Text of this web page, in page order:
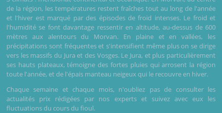
de la région, les températures restent fraîches tout au long de l'année
et l'hiver est marqué par des épisodes de froid intenses. Le froid et
l'humidité se font davantage ressentir en altitude, au-dessus de 600
mètres aux alentours du Morvan. En plaine et en vallées, les
précipitations sont fréquentes et s'intensifient même plus on se dirige
vers les massifs du Jura et des Vosges. Le Jura, et plus particulièrement
ses hauts plateaux, témoigne des fortes pluies qui arrosent la région
toute l'année, et de l'épais manteau neigeux qui le recouvre en hiver.
Chaque semaine et chaque mois, n'oubliez pas de consulter les
actualités prix rédigées par nos experts et suivez avec eux les
fluctuations du cours du fioul.